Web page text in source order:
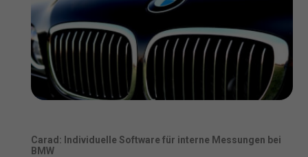
Carad: Individuelle Software für interne Messungen bei
BMW